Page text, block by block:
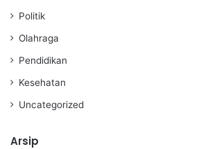
Politik
Olahraga
Pendidikan
Kesehatan
Uncategorized
Arsip